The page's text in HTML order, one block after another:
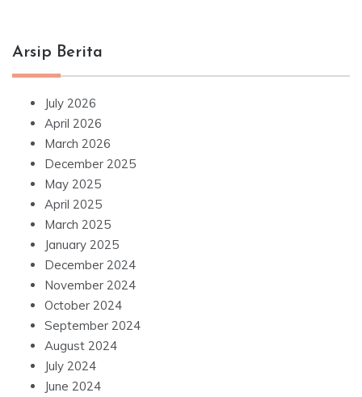
Arsip Berita
July 2026
April 2026
March 2026
December 2025
May 2025
April 2025
March 2025
January 2025
December 2024
November 2024
October 2024
September 2024
August 2024
July 2024
June 2024